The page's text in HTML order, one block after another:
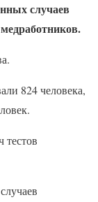
случаев
824 человека,
тестов